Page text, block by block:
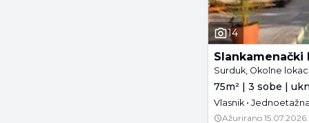
14
Slankamenački
Surduk, Okolne
75m² | 3 sobe |
Vlasnik •
Ažurirano 15.07.2026.